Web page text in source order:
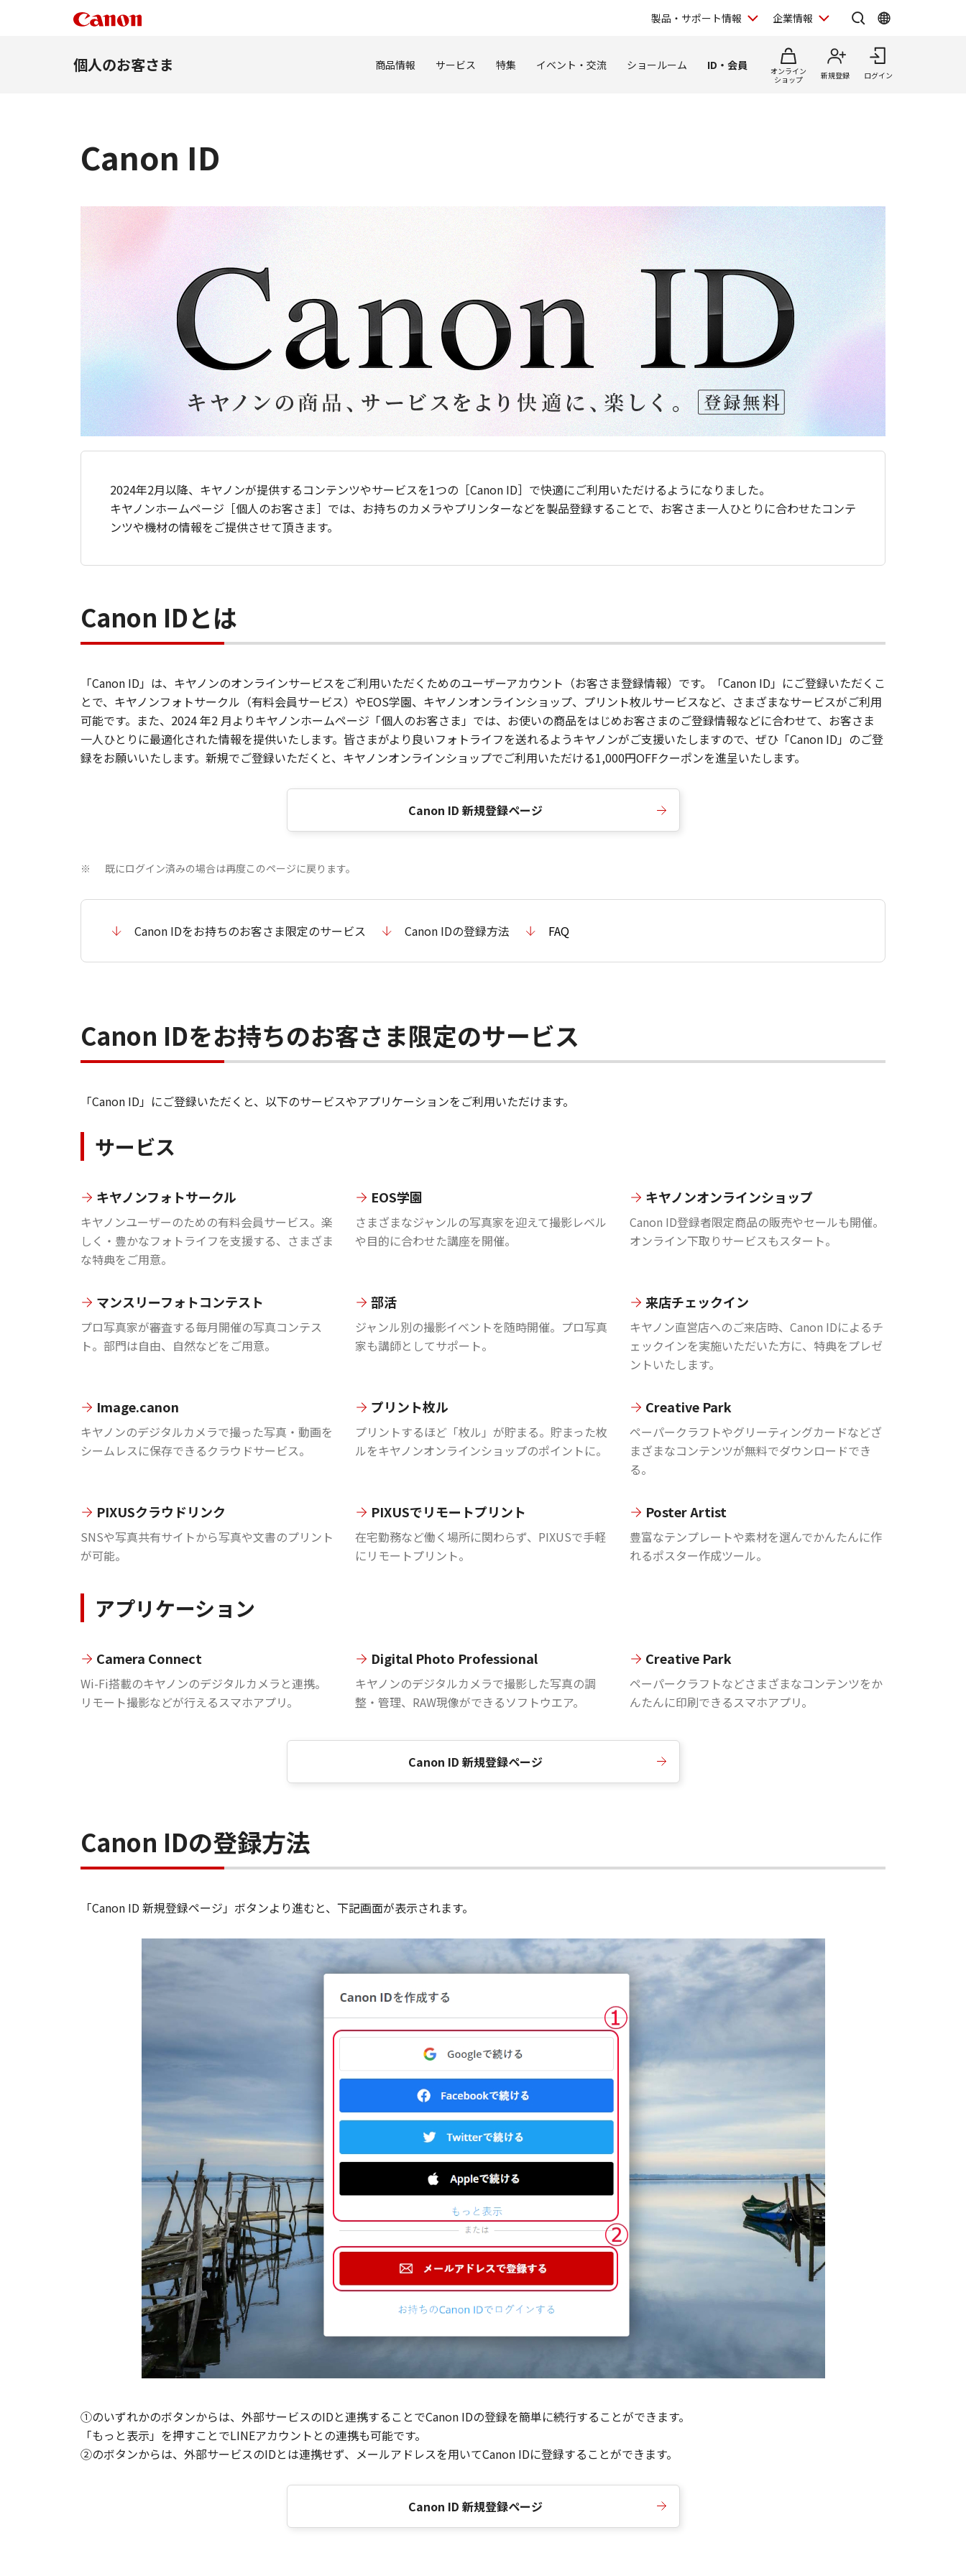
製品・サポート情報 企業情報
個人のお客さま 商品情報 サービス 特集 イベント・交流 ショールーム ID・会員
オンライン
ショップ
新規登録 ログイン
Canon ID
2024年2月以降、キヤノンが提供するコンテンツやサービスを1つの［Canon ID］で快適にご利用いただけるようになりました。
キヤノンホームページ［個人のお客さま］では、お持ちのカメラやプリンターなどを製品登録することで、お客さま一人ひとりに合わせたコンテ
ンツや機材の情報をご提供させて頂きます。
Canon IDとは
「Canon ID」は、キヤノンのオンラインサービスをご利用いただくためのユーザーアカウント（お客さま登録情報）です。「Canon ID」にご登録いただくこ
とで、キヤノンフォトサークル（有料会員サービス）やEOS学園、キヤノンオンラインショップ、プリント枚ルサービスなど、さまざまなサービスがご利用
可能です。また、2024 年2 月よりキヤノンホームページ「個人のお客さま」では、お使いの商品をはじめお客さまのご登録情報などに合わせて、お客さま
一人ひとりに最適化された情報を提供いたします。皆さまがより良いフォトライフを送れるようキヤノンがご支援いたしますので、ぜひ「Canon ID」のご登
録をお願いいたします。新規でご登録いただくと、キヤノンオンラインショップでご利用いただける1,000円OFFクーポンを進呈いたします。
Canon ID 新規登録ページ
※ 既にログイン済みの場合は再度このページに戻ります。
Canon IDをお持ちのお客さま限定のサービス Canon IDの登録方法 FAQ
Canon IDをお持ちのお客さま限定のサービス
「Canon ID」にご登録いただくと、以下のサービスやアプリケーションをご利用いただけます。
サービス
キヤノンフォトサークル
キヤノンユーザーのための有料会員サービス。楽
しく・豊かなフォトライフを支援する、さまざま
な特典をご用意。
EOS学園
さまざまなジャンルの写真家を迎えて撮影レベル
や目的に合わせた講座を開催。
キヤノンオンラインショップ
Canon ID登録者限定商品の販売やセールも開催。
オンライン下取りサービスもスタート。
マンスリーフォトコンテスト
プロ写真家が審査する毎月開催の写真コンテス
ト。部門は自由、自然などをご用意。
部活
ジャンル別の撮影イベントを随時開催。プロ写真
家も講師としてサポート。
来店チェックイン
キヤノン直営店へのご来店時、Canon IDによるチ
ェックインを実施いただいた方に、特典をプレゼ
ントいたします。
Image.canon
キヤノンのデジタルカメラで撮った写真・動画を
シームレスに保存できるクラウドサービス。
プリント枚ル
プリントするほど「枚ル」が貯まる。貯まった枚
ルをキヤノンオンラインショップのポイントに。
Creative Park
ペーパークラフトやグリーティングカードなどざ
まざまなコンテンツが無料でダウンロードでき
る。
PIXUSクラウドリンク
SNSや写真共有サイトから写真や文書のプリント
が可能。
PIXUSでリモートプリント
在宅勤務など働く場所に関わらず、PIXUSで手軽
にリモートプリント。
Poster Artist
豊富なテンプレートや素材を選んでかんたんに作
れるポスター作成ツール。
アプリケーション
Camera Connect
Wi-Fi搭載のキヤノンのデジタルカメラと連携。
リモート撮影などが行えるスマホアプリ。
Digital Photo Professional
キヤノンのデジタルカメラで撮影した写真の調
整・管理、RAW現像ができるソフトウエア。
Creative Park
ペーパークラフトなどさまざまなコンテンツをか
んたんに印刷できるスマホアプリ。
Canon ID 新規登録ページ
Canon IDの登録方法
「Canon ID 新規登録ページ」ボタンより進むと、下記画面が表示されます。
①のいずれかのボタンからは、外部サービスのIDと連携することでCanon IDの登録を簡単に続行することができます。
「もっと表示」を押すことでLINEアカウントとの連携も可能です。
②のボタンからは、外部サービスのIDとは連携せず、メールアドレスを用いてCanon IDに登録することができます。
Canon ID 新規登録ページ